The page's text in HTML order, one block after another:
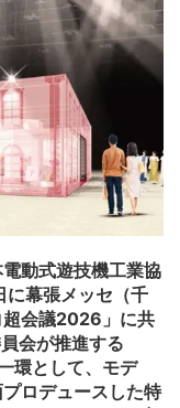
動式遊技機工業協
幕張メッセ（千
超会議2026」に共
会が推進する
環として、モデ
ロデュースした特